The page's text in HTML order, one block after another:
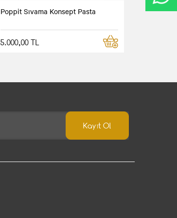
Poppit Sıvama Konsept Pasta
5.000,00 TL
Kayıt Ol